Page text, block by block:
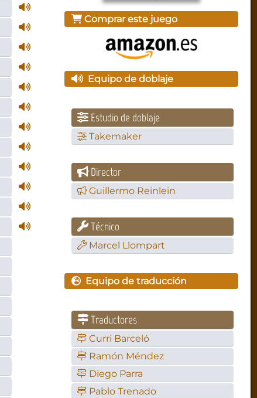
Comprar este juego
Equipo de doblaje
Estudio de doblaje
Takemaker
Director
Guillermo Reinlein
Técnico
Marcel Llompart
Equipo de traducción
Traductores
Curri Barceló
Ramón Méndez
Diego Parra
Pablo Trenado